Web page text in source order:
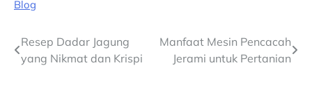
Blog
Navigasi
pos
Resep Dadar Jagung
yang Nikmat dan Krispi
Manfaat Mesin Pencacah
Jerami untuk Pertanian